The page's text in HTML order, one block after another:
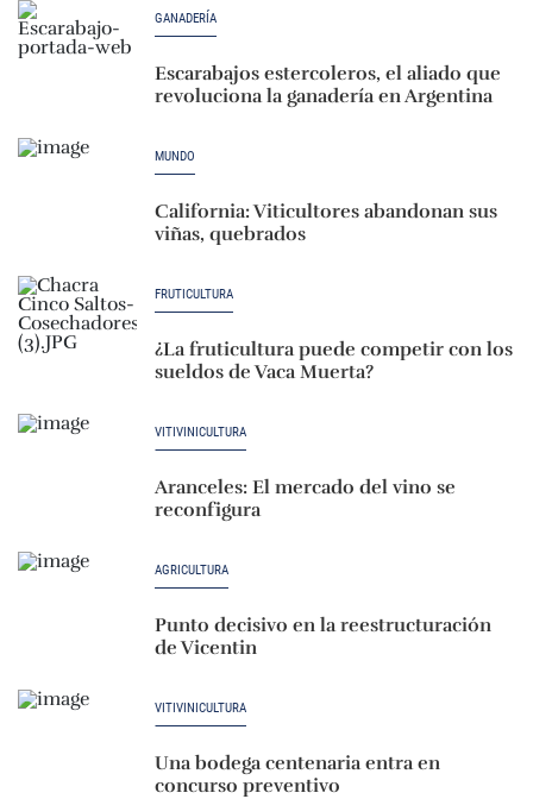
GANADERÍA
Escarabajos estercoleros, el aliado que
revoluciona la ganadería en Argentina
MUNDO
California: Viticultores abandonan sus
viñas, quebrados
FRUTICULTURA
¿La fruticultura puede competir con los
sueldos de Vaca Muerta?
VITIVINICULTURA
Aranceles: El mercado del vino se
reconfigura
AGRICULTURA
Punto decisivo en la reestructuración
de Vicentin
VITIVINICULTURA
Una bodega centenaria entra en
concurso preventivo